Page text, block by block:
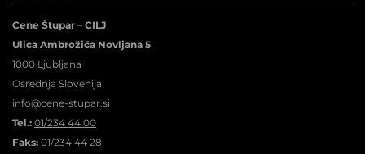
Cene Štupar – CILJ
Ulica Ambrožiča Novljana 5
1000 Ljubljana
Osrednja Slovenija
info@cene-stupar.si
Tel.: 01/234 44 00
Faks: 01/234 44 28